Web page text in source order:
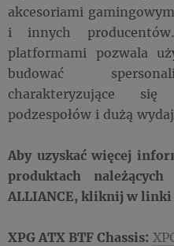
akcesoriami
i innych
platformami pozwala
budować
charakteryzujące się
podzespołów i dużą
Aby uzyskać więcej
produktach
ALLIANCE, kliknij w linki
XPG ATX BTF Chassis: